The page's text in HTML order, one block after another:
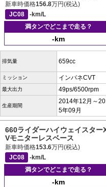
新車時価格156.8万円(税込)
JC08
-km/L
満タンでどこまで走る？
-km
排気量 659cc
ミッション インパネCVT
最大出力 49ps/6500rpm
生産期間
2014年12月～
5年09月
660ライダーハイウェイスタ
Vモニターレスベース
新車時価格153.6万円(税込)
JC08
-km/L
満タンでどこまで走る？
-km